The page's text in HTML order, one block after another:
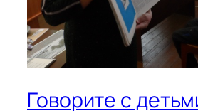
Говорите с